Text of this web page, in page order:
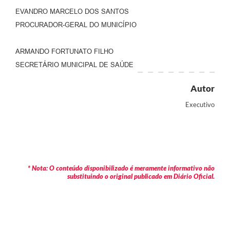
EVANDRO MARCELO DOS SANTOS
PROCURADOR-GERAL DO MUNICÍPIO
ARMANDO FORTUNATO FILHO
SECRETÁRIO MUNICIPAL DE SAÚDE
Autor
Executivo
* Nota: O conteúdo disponibilizado é meramente informativo não
substituindo o original publicado em Diário Oficial.